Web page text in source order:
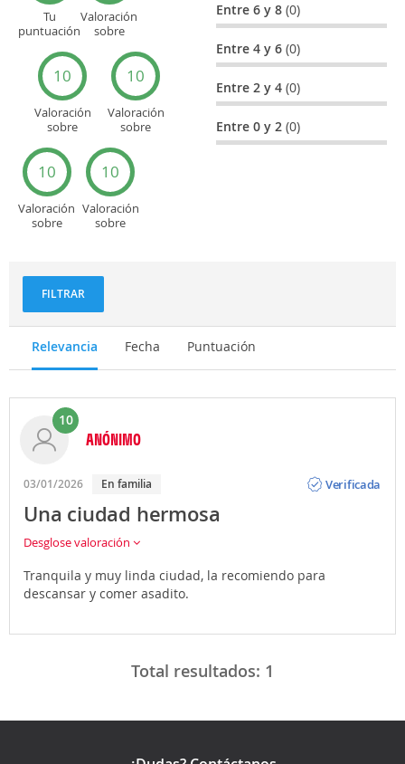
Tu
puntuación
Valoración
sobre
10
Valoración
sobre
10
Valoración
sobre
turísticos
10
Valoración
sobre
10
Valoración
sobre
Entre 6 y 8(0)
Entre 4 y 6(0)
Entre 2 y 4(0)
Entre 0 y 2(0)
FILTRAR
Relevancia Fecha Puntuación
10
ANÓNIMO
03/01/2026 En familia
Verificada
Una ciudad hermosa
Desglose valoración
Tranquila y muy linda ciudad, la recomiendo para
descansar y comer asadito.
Total resultados: 1